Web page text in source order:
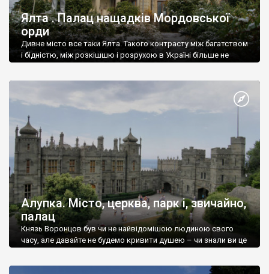
Ялта . Палац нащадків Мордовської
орди
Дивне місто все таки Ялта. Такого контрасту між багатством
і бідністю, між розкішшю і розрухою в Україні більше не
Алупка. Місто, церква, парк і, звичайно,
палац
Князь Воронцов був чи не найвідомішою людиною свого
часу, але давайте не будемо кривити душею – чи знали ви це